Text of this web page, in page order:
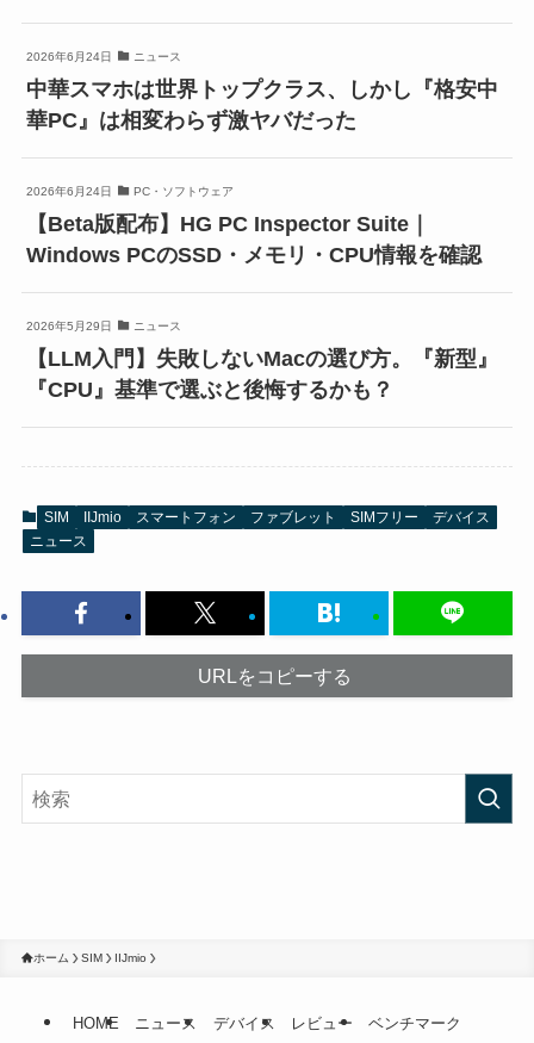
2026年6月24日 ニュース
中華スマホは世界トップクラス、しかし『格安中
華PC』は相変わらず激ヤバだった
2026年6月24日 PC・ソフトウェア
【Beta版配布】HG PC Inspector Suite｜
Windows PCのSSD・メモリ・CPU情報を確認
2026年5月29日 ニュース
【LLM入門】失敗しないMacの選び方。『新型』
『CPU』基準で選ぶと後悔するかも？
SIM IIJmio スマートフォン ファブレット SIMフリー
デバイス
ニュース
URLをコピーする
ホーム SIM IIJmio
HOME ニュース デバイス レビュー ベンチマーク